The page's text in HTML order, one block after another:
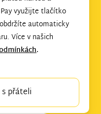
využijte tlačítko
obdržíte automaticky
Více v našich
.
přáteli